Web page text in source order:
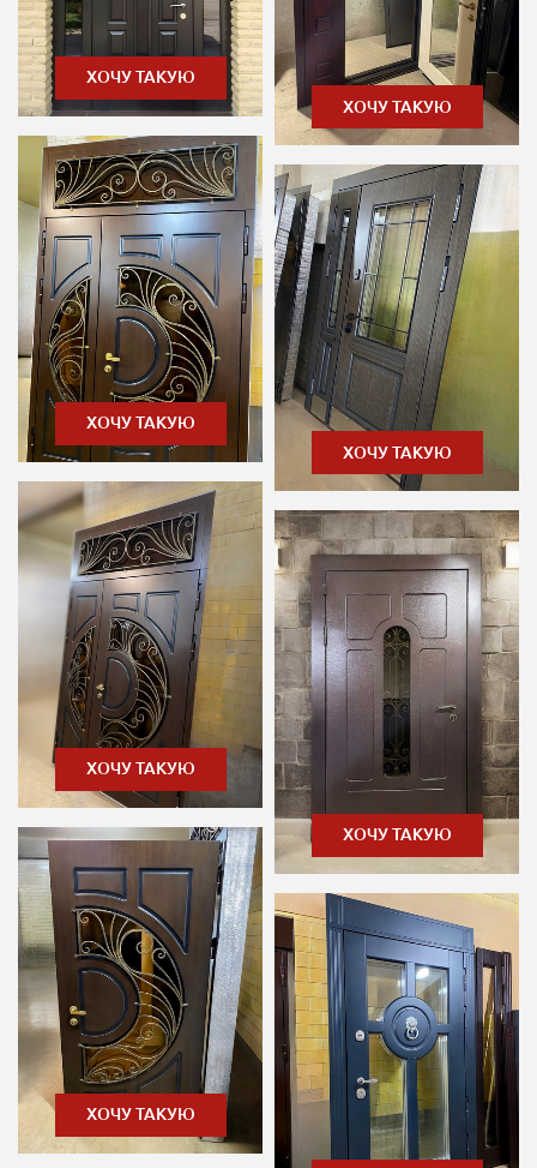
ХОЧУ ТАКУЮ
ХОЧУ ТАКУЮ
ХОЧУ ТАКУЮ
ХОЧУ ТАКУЮ
ХОЧУ ТАКУЮ
ХОЧУ ТАКУЮ
ХОЧУ ТАКУЮ